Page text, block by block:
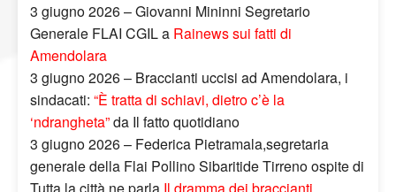
3 giugno 2026 – Giovanni Mininni Segretario
Generale FLAI CGIL a Rainews sui fatti di
Amendolara
3 giugno 2026 – Braccianti uccisi ad Amendolara, i
sindacati: “È tratta di schiavi, dietro c’è la
‘ndrangheta”da Il fatto quotidiano
3 giugno 2026 – Federica Pietramala,segretaria
generale della Flai Pollino Sibaritide Tirreno ospite di